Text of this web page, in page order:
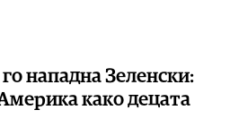
нападна Зеленски:
како децата